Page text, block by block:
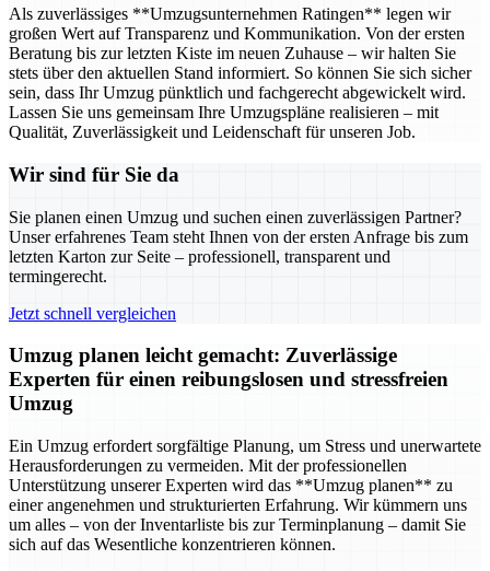
Als zuverlässiges **Umzugsunternehmen Ratingen** legen wir
großen Wert auf Transparenz und Kommunikation. Von der ersten
Beratung bis zur letzten Kiste im neuen Zuhause – wir halten Sie
stets über den aktuellen Stand informiert. So können Sie sich sicher
sein, dass Ihr Umzug pünktlich und fachgerecht abgewickelt wird.
Lassen Sie uns gemeinsam Ihre Umzugspläne realisieren – mit
Qualität, Zuverlässigkeit und Leidenschaft für unseren Job.
Wir sind für Sie da
Sie planen einen Umzug und suchen einen zuverlässigen Partner?
Unser erfahrenes Team steht Ihnen von der ersten Anfrage bis zum
letzten Karton zur Seite – professionell, transparent und
termingerecht.
Jetzt schnell vergleichen
Umzug planen leicht gemacht: Zuverlässige
Experten für einen reibungslosen und stressfreien
Umzug
Ein Umzug erfordert sorgfältige Planung, um Stress und unerwartete
Herausforderungen zu vermeiden. Mit der professionellen
Unterstützung unserer Experten wird das **Umzug planen** zu
einer angenehmen und strukturierten Erfahrung. Wir kümmern uns
um alles – von der Inventarliste bis zur Terminplanung – damit Sie
sich auf das Wesentliche konzentrieren können.